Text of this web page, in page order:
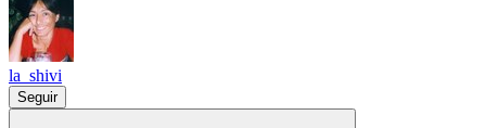
la_shivi
Seguir